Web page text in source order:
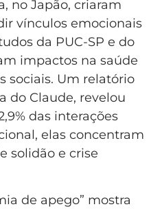
no Japão, criaram
vínculos emocionais
da PUC-SP e do
impactos na saúde
sociais. Um relatório
do Claude, revelou
das interações
elas concentram
solidão e crise
de apego” mostra